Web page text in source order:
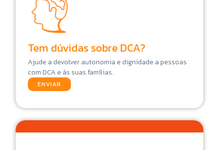
Tem dúvidas sobre DCA?
Ajude a devolver autonomia e dignidade a pessoas
com DCA e às suas famílias.
ENVIAR